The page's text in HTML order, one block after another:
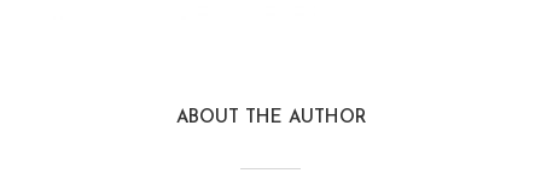
ABOUT THE AUTHOR